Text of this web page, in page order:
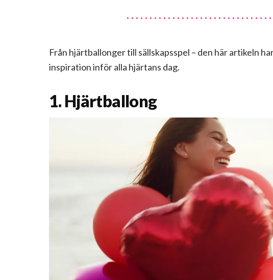
Från hjärtballonger till sällskapsspel – den här artikeln
inspiration inför alla hjärtans dag.
1. Hjärtballong